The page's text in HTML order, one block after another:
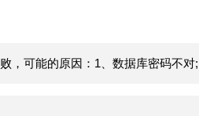
，可能的原因：1、数据库密码不对;